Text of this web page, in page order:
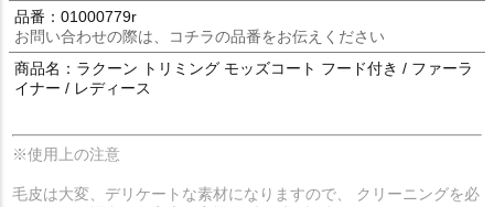
品番：01000779r
お問い合わせの際は、コチラの品番をお伝えください
商品名：ラクーン トリミング モッズコート フード付き / ファーラ
イナー / レディース
※使用上の注意
毛皮は大変、デリケートな素材になりますので、 クリーニングを必